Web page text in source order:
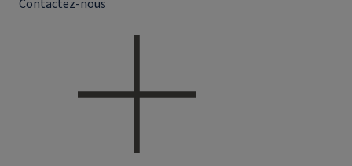
Contactez-nous